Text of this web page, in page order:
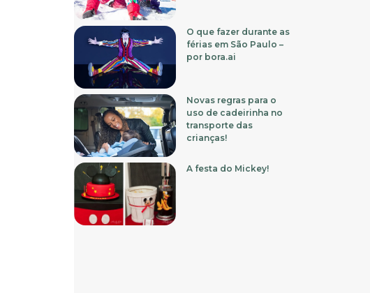
O que fazer durante as
férias em São Paulo –
por bora.ai
Novas regras para o
uso de cadeirinha no
transporte das
crianças!
A festa do Mickey!